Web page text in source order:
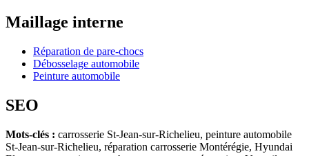
Maillage interne
Réparation de pare-chocs
Débosselage automobile
Peinture automobile
SEO
Mots-clés : carrosserie St-Jean-sur-Richelieu, peinture automobile
St-Jean-sur-Richelieu, réparation carrosserie Montérégie, Hyundai